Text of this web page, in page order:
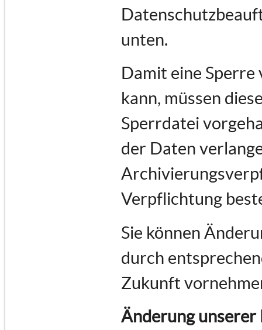
unten.
Damit eine
kann, müssen
Sperrdatei
der Daten
Verpflichtung
Sie können
durch
Zukunft
Änderung